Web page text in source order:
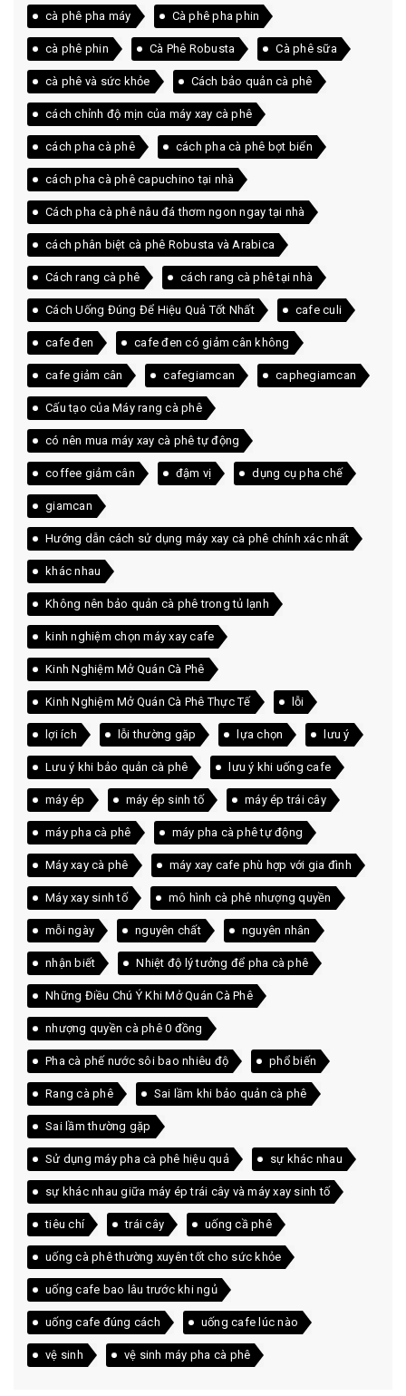
cà phê pha máy Cà phê pha phin
cà phê phin Cà Phê Robusta Cà phê sữa
cà phê và sức khỏe Cách bảo quản cà phê
cách chỉnh độ mịn của máy xay cà phê
cách pha cà phê cách pha cà phê bọt biển
cách pha cà phê capuchino tại nhà
Cách pha cà phê nâu đá thơm ngon ngay tại nhà
cách phân biệt cà phê Robusta và Arabica
Cách rang cà phê cách rang cà phê tại nhà
Cách Uống Đúng Để Hiệu Quả Tốt Nhất cafe culi
cafe đen cafe đen có giảm cân không
cafe giảm cân cafegiamcan caphegiamcan
Cấu tạo của Máy rang cà phê
có nên mua máy xay cà phê tự động
coffee giảm cân đậm vị dụng cụ pha chế
giamcan
Hướng dẫn cách sử dụng máy xay cà phê chính xác nhất
khác nhau
Không nên bảo quản cà phê trong tủ lạnh
kinh nghiệm chọn máy xay cafe
Kinh Nghiệm Mở Quán Cà Phê
Kinh Nghiệm Mở Quán Cà Phê Thực Tế lỗi
lợi ích lỗi thường gặp lựa chọn lưu ý
Lưu ý khi bảo quản cà phê lưu ý khi uống cafe
máy ép máy ép sinh tố máy ép trái cây
máy pha cà phê máy pha cà phê tự động
Máy xay cà phê máy xay cafe phù hợp với gia đình
Máy xay sinh tố mô hình cà phê nhượng quyền
mỗi ngày nguyên chất nguyên nhân
nhận biết Nhiệt độ lý tưởng để pha cà phê
Những Điều Chú Ý Khi Mở Quán Cà Phê
nhượng quyền cà phê 0 đồng
Pha cà phế nước sôi bao nhiêu độ phổ biến
Rang cà phê Sai lầm khi bảo quản cà phê
Sai lầm thường gặp
Sử dụng máy pha cà phê hiệu quả sự khác nhau
sự khác nhau giữa máy ép trái cây và máy xay sinh tố
tiêu chí trái cây uống cầ phê
uống cà phê thường xuyên tốt cho sức khỏe
uống cafe bao lâu trước khi ngủ
uống cafe đúng cách uống cafe lúc nào
vệ sinh vệ sinh máy pha cà phê